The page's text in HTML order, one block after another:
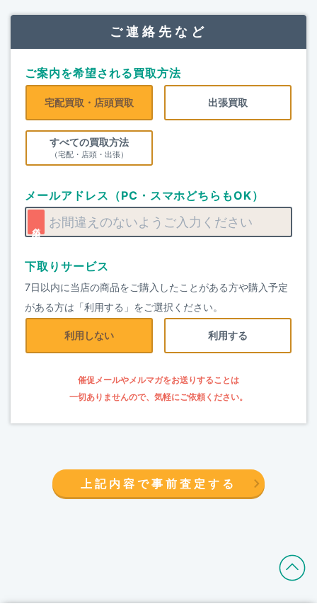
ご連絡先など
ご案内を希望される買取方法
宅配買取・店頭買取 出張買取
すべての買取方法
（宅配・店頭・出張）
メールアドレス（PC・スマホどちらもOK）
下取りサービス
7日以内に当店の商品をご購入したことがある方や購入予定
がある方は「利用する」をご選択ください。
利用しない 利用する
催促メールやメルマガをお送りすることは
一切ありませんので、気軽にご依頼ください。
上記内容で事前査定する